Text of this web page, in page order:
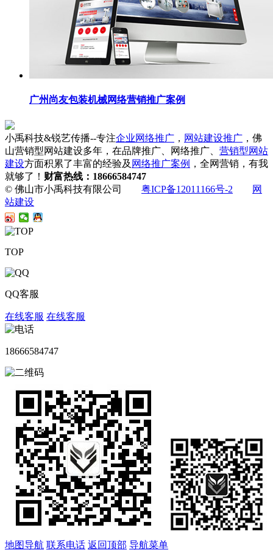
广州尚友包装机械网络营销推广案例
小禹科技&锐艺传播--专注企业网络推广 ， 网站建设推广 ，佛
山营销型网站建设多年，在品牌推广、网络推广、 营销型网站
建设方面积累了丰富的经验及 网络推广案例 ，全网营销，有我
就够了！ 财富热线：18666584747
© 佛山市小禹科技有限公司 粤ICP备12011166号-2
网
站建设
TOP
QQ客服
在线客服 在线客服
18666584747
地图导航 联系电话 返回顶部 导航菜单